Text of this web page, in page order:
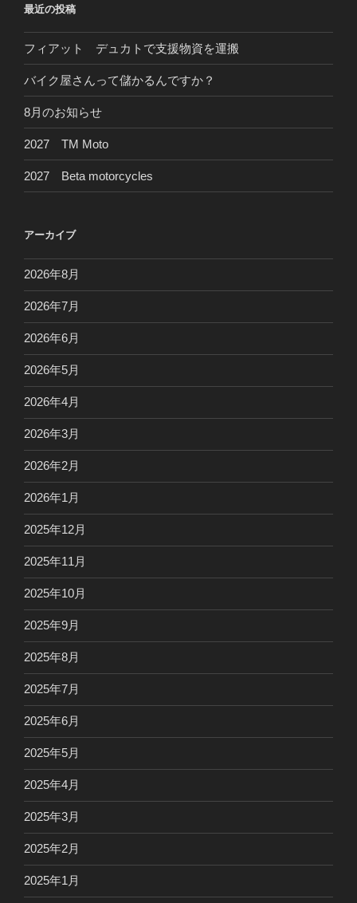
ン
最近の投稿
フィアット デュカトで支援物資を運搬
バイク屋さんって儲かるんですか？
8月のお知らせ
2027 TM Moto
2027 Beta motorcycles
アーカイブ
2026年8月
2026年7月
2026年6月
2026年5月
2026年4月
2026年3月
2026年2月
2026年1月
2025年12月
2025年11月
2025年10月
2025年9月
2025年8月
2025年7月
2025年6月
2025年5月
2025年4月
2025年3月
2025年2月
2025年1月